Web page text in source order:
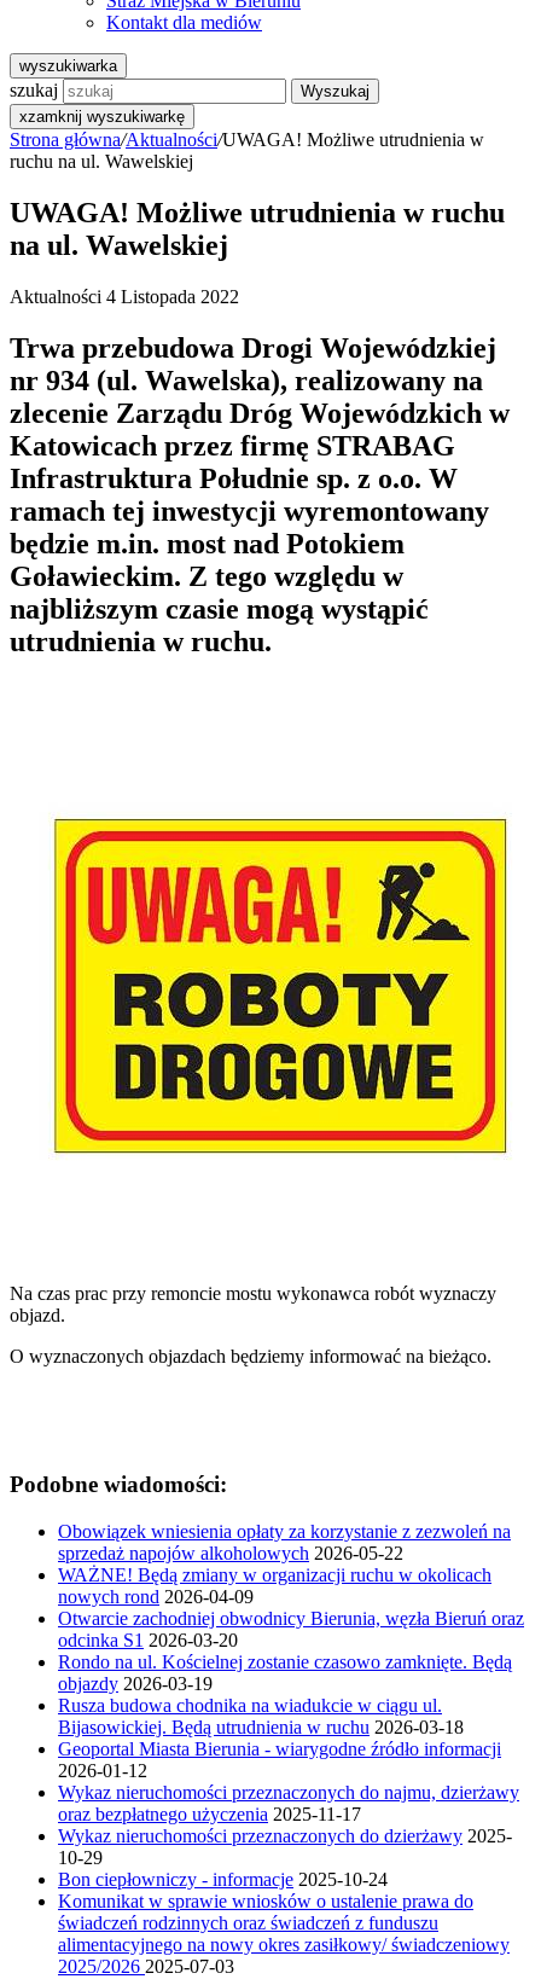
Kontakt dla mediów
wyszukiwarka
szukaj
Wyszukaj
xzamknij wyszukiwarkę
Strona główna/Aktualności/UWAGA! Możliwe utrudnienia w
ruchu na ul. Wawelskiej
UWAGA! Możliwe utrudnienia w ruchu
na ul. Wawelskiej
Aktualności 4 Listopada 2022
Trwa przebudowa Drogi Wojewódzkiej
nr 934 (ul. Wawelska), realizowany na
zlecenie Zarządu Dróg Wojewódzkich w
Katowicach przez firmę STRABAG
Infrastruktura Południe sp. z o.o. W
ramach tej inwestycji wyremontowany
będzie m.in. most nad Potokiem
Goławieckim. Z tego względu w
najbliższym czasie mogą wystąpić
utrudnienia w ruchu.
Na czas prac przy remoncie mostu wykonawca robót wyznaczy
objazd.
O wyznaczonych objazdach będziemy informować na bieżąco.
Podobne wiadomości:
Obowiązek wniesienia opłaty za korzystanie z zezwoleń na
sprzedaż napojów alkoholowych 2026-05-22
WAŻNE! Będą zmiany w organizacji ruchu w okolicach
nowych rond 2026-04-09
Otwarcie zachodniej obwodnicy Bierunia, węzła Bieruń oraz
odcinka S1 2026-03-20
Rondo na ul. Kościelnej zostanie czasowo zamknięte. Będą
objazdy 2026-03-19
Rusza budowa chodnika na wiadukcie w ciągu ul.
Bijasowickiej. Będą utrudnienia w ruchu 2026-03-18
Geoportal Miasta Bierunia - wiarygodne źródło informacji
2026-01-12
Wykaz nieruchomości przeznaczonych do najmu, dzierżawy
oraz bezpłatnego użyczenia 2025-11-17
Wykaz nieruchomości przeznaczonych do dzierżawy 2025-
10-29
Bon ciepłowniczy - informacje 2025-10-24
Komunikat w sprawie wniosków o ustalenie prawa do
świadczeń rodzinnych oraz świadczeń z funduszu
alimentacyjnego na nowy okres zasiłkowy/ świadczeniowy
2025/2026 2025-07-03